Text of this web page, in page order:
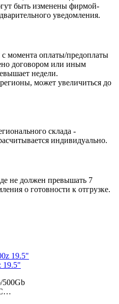
быть изменены фирмой-
уведомления.
момента оплаты/предоплаты
договором или иным
недели.
может увеличиться до
склада -
индивидуально.
не должен превышать 7
о готовности к отгрузке.
19.5"
500Gb